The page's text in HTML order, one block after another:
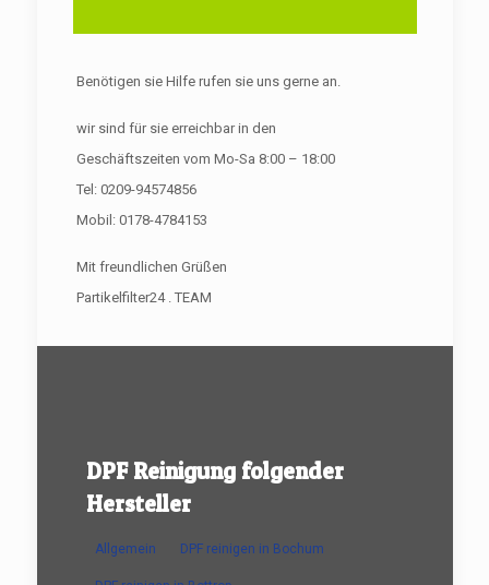
Benötigen sie Hilfe rufen sie uns gerne an.
wir sind für sie erreichbar in den
Geschäftszeiten vom Mo-Sa 8:00 – 18:00
Tel: 0209-94574856
Mobil: 0178-4784153
Mit freundlichen Grüßen
Partikelfilter24 . TEAM
DPF Reinigung folgender
Hersteller
Allgemein DPF reinigen in Bochum